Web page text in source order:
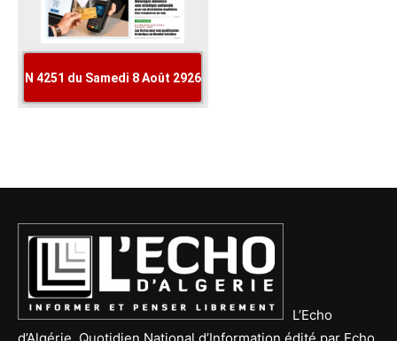
L’Echo
d’Algérie, Quotidien National d’Information édité par Echo